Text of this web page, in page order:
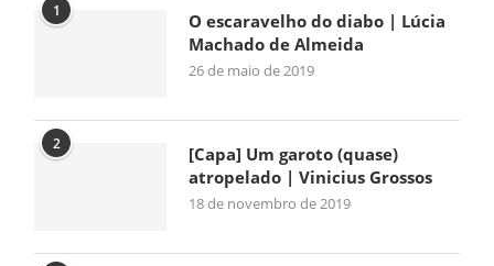
1
O escaravelho do diabo | Lúcia
Machado de Almeida
26 de maio de 2019
2
[Capa] Um garoto (quase)
atropelado | Vinicius Grossos
18 de novembro de 2019